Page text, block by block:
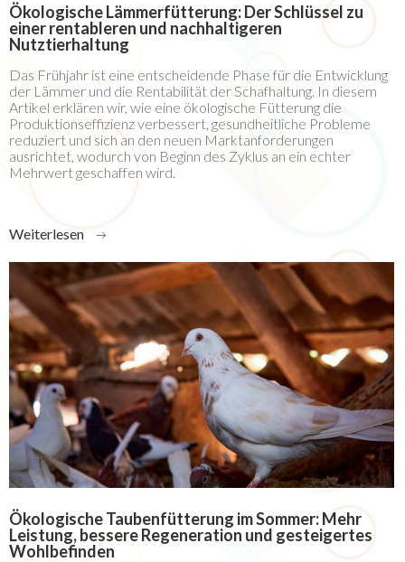
Ökologische Lämmerfütterung: Der Schlüssel zu
einer rentableren und nachhaltigeren
Nutztierhaltung
Das Frühjahr ist eine entscheidende Phase für die Entwicklung
der Lämmer und die Rentabilität der Schafhaltung. In diesem
Artikel erklären wir, wie eine ökologische Fütterung die
Produktionseffizienz verbessert, gesundheitliche Probleme
reduziert und sich an den neuen Marktanforderungen
ausrichtet, wodurch von Beginn des Zyklus an ein echter
Mehrwert geschaffen wird.
Weiterlesen
Ökologische Taubenfütterung im Sommer: Mehr
Leistung, bessere Regeneration und gesteigertes
Wohlbefinden